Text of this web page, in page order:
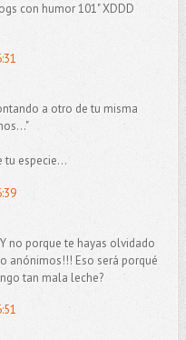
con humor 101" XDDD
a otro de tu misma
tu especie...
no porque te hayas olvidado
anónimos!!! Eso será porqué
tan mala leche?